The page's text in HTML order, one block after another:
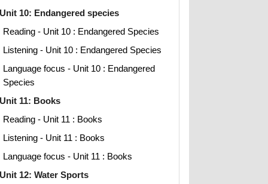
Unit 10: Endangered species
Reading - Unit 10 : Endangered Species
Listening - Unit 10 : Endangered Species
Language focus - Unit 10 : Endangered
Species
Unit 11: Books
Reading - Unit 11 : Books
Listening - Unit 11 : Books
Language focus - Unit 11 : Books
Unit 12: Water Sports